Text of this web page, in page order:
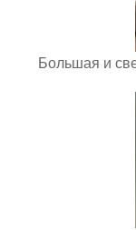
Большая и